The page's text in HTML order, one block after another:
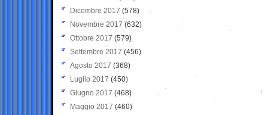
Dicembre 2017 (578)
Novembre 2017 (632)
Ottobre 2017 (579)
Settembre 2017 (456)
Agosto 2017 (368)
Luglio 2017 (450)
Giugno 2017 (468)
Maggio 2017 (460)